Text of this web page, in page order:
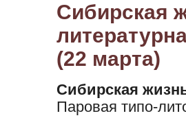
Сибирская
(22 марта)
Сибирская
Паровая типо-